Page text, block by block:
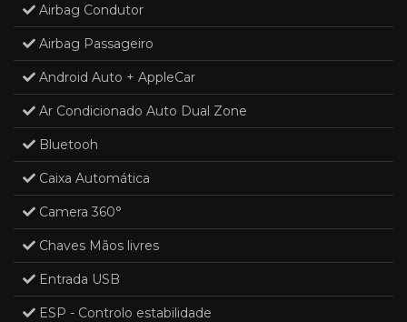
Airbag Condutor
Airbag Passageiro
Android Auto + AppleCar
Ar Condicionado Auto Dual Zone
Bluetooh
Caixa Automática
Camera 360°
Chaves Mãos livres
Entrada USB
ESP - Controlo estabilidade